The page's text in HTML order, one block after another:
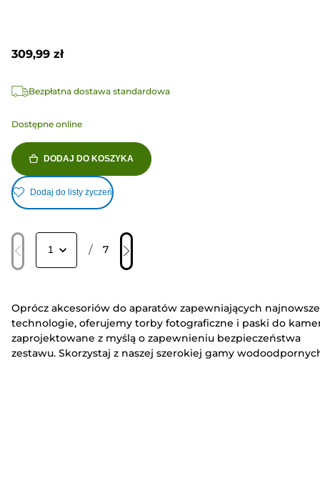
309,99 zł
Bezpłatna dostawa standardowa
Dostępne online
DODAJ DO KOSZYKA
Dodaj do listy życzeń
/ 7
Oprócz akcesoriów do aparatów zapewniających najnowsze
technologie, oferujemy torby fotograficzne i paski do
zaprojektowane z myślą o zapewnieniu bezpieczeństwa
zestawu. Skorzystaj z naszej szerokiej gamy